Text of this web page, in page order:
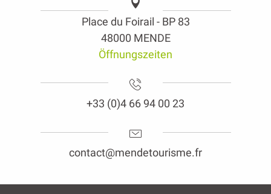
Place du Foirail - BP 83
48000 MENDE
Öffnungszeiten
+33 (0)4 66 94 00 23
contact@mendetourisme.fr